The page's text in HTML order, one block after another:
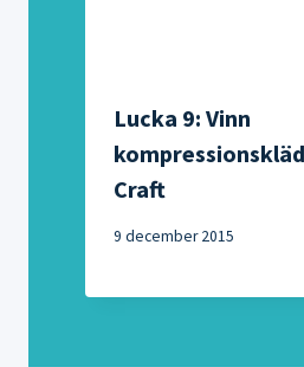
Lucka 9: Vinn
Craft
9 december 2015